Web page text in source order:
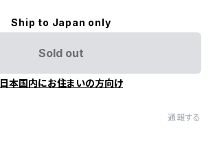
Ship to Japan only
Sold out
日本国内にお住まいの方向け
通報する